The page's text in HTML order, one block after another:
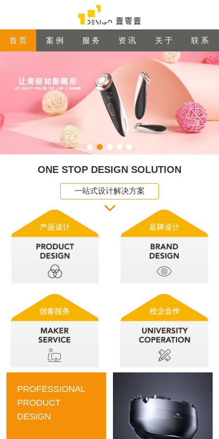
首 页 案 例 服 务 资 讯 关 于 联 系
ONE STOP DESIGN SOLUTION
一站式设计解决方案
PROFESSIONAL
PRODUCT
DESIGN